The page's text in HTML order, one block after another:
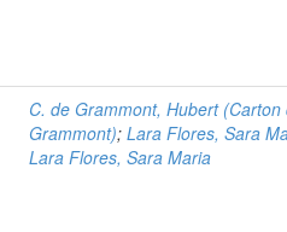
C. de Grammont, Hubert (Carton
Grammont);Lara Flores, Sara
Lara Flores, Sara Maria